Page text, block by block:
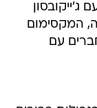
המקסימום
עם